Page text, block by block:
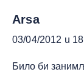
Arsa
03/04/2012 u
Било би